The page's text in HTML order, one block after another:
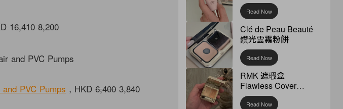
16,4108,200
PVC Pumps ，HKD6,4003,840
Read Now
Clé de Peau Beauté
鑽光雲霧粉餅
Read Now
RMK 遮瑕盒
Flawless Cover
Concealer
Read Now